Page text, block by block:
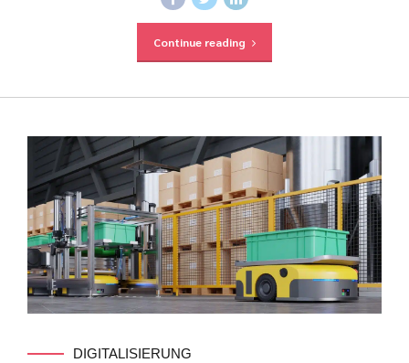
Continue reading
DIGITALISIERUNG